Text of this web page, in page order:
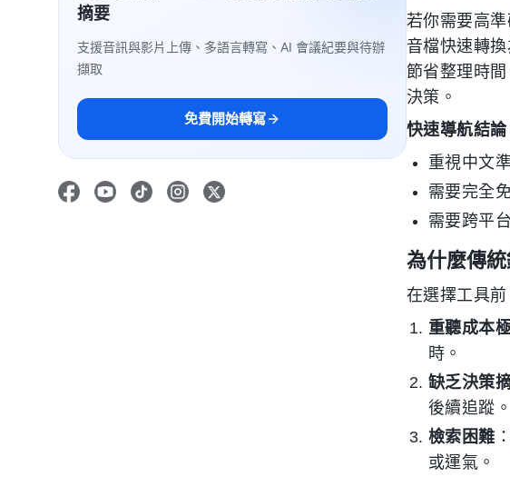
摘要
支援音訊與影片上傳、多語言轉寫、AI 會議紀要與待辦
擷取
免費開始轉寫
若你需要高
音檔快速轉
節省整理時
決策。
快速導航結論
重視中文
需要完全
需要跨平
為什麼傳
在選擇工具
重聽成本
時。
缺乏決策
後續追蹤。
檢索困難
或運氣。